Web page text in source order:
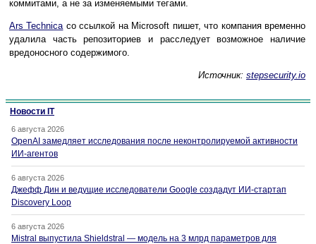
коммитами, а не за изменяемыми тегами.
Ars Technica со ссылкой на Microsoft пишет, что компания временно
удалила часть репозиториев и расследует возможное наличие
вредоносного содержимого.
Источник: stepsecurity.io
Новости IT
6 августа 2026
OpenAI замедляет исследования после неконтролируемой активности
ИИ-агентов
6 августа 2026
Джефф Дин и ведущие исследователи Google создадут ИИ-стартап
Discovery Loop
6 августа 2026
Mistral выпустила Shieldstral — модель на 3 млрд параметров для